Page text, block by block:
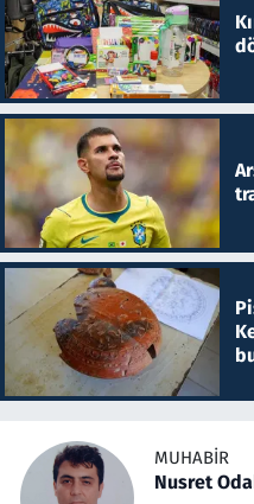
MUHABIR
Nusret